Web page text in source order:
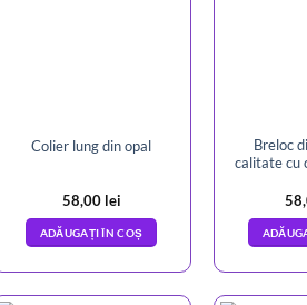
Colier lung din opal
58,00 lei
ADĂUGAȚI ÎN COȘ
Breloc
calitate cu